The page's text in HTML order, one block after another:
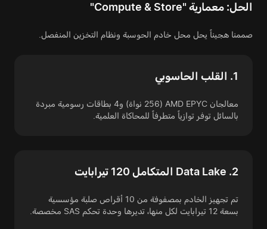
الحل: معمارية "Compute & Store"
صممنا هجيناً يحل محل خادم الحوسبة ونظام التخزين المنفصل.
1. القلب الحاسوبي
معالجان AMD EPYC (256 نواة) و4 بطاقات رسومية مبردة
بالسائل توفر توازياً متطرفاً للمحاكاة العلمية.
2. Data Lake المتكامل 120 تيرابايت
تم تجهيز الخادم بمصفوفة من 10 أقراص صلبة مؤسسية
بسعة 12 تيرابايت لكل منها، تديرها وحدة تحكم SAS مخصصة.